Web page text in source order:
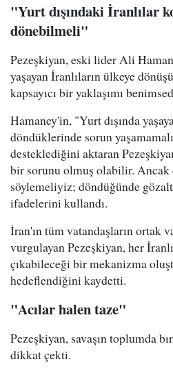
"Yurt dışındaki İranlılar
dönebilmeli"
Pezeşkiyan, eski lider Ali
yaşayan İranlıların ülkeye
kapsayıcı bir yaklaşımı
Hamaney'in, "Yurt dışında
döndüklerinde sorun
desteklediğini aktaran
bir sorunu olmuş olabilir.
söylemeliyiz; döndüğünde
ifadelerini kullandı.
İran'ın tüm vatandaşların ortak
vurgulayan Pezeşkiyan, her
çıkabileceği bir mekanizma
hedeflendiğini kaydetti.
"Acılar halen taze"
Pezeşkiyan, savaşın toplumda
dikkat çekti.